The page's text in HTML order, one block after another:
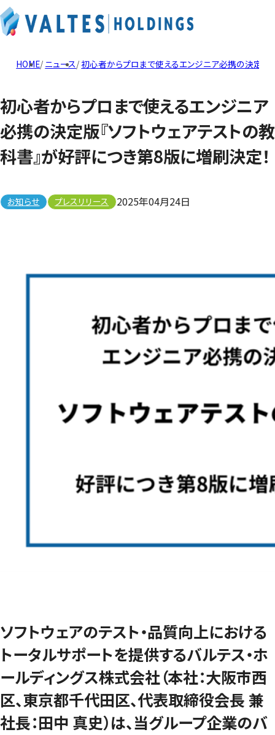
HOME ニュース 初心者からプロまで使えるエンジニア必携の決定版
初心者からプロまで使えるエンジニア
必携の決定版『ソフトウェアテストの教
科書』が好評につき第8版に増刷決定！
お知らせ プレスリリース 2025年04月24日
ソフトウェアのテスト・品質向上における
トータルサポートを提供するバルテス・ホ
ールディングス株式会社（本社：大阪市西
区、東京都千代田区、代表取締役会長 兼
社長：田中 真史）は、当グループ企業のバ